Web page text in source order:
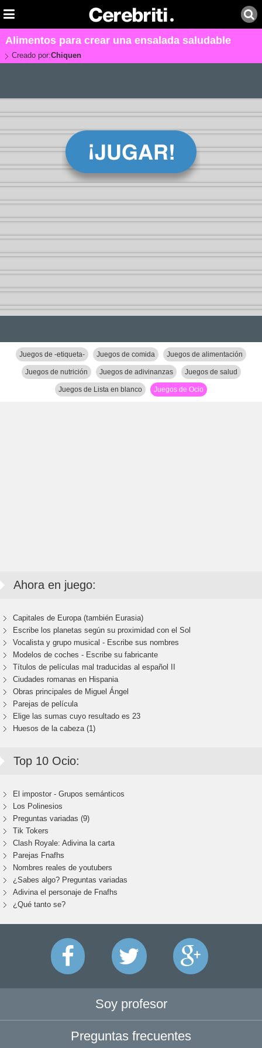
Alimentos para crear una ensalada saludable
Creado por:Chiquen
Juegos de -etiqueta- Juegos de comida Juegos de alimentación
Juegos de nutrición Juegos de adivinanzas Juegos de salud
Juegos de Lista en blanco Juegos de Ocio
Ahora en juego:
Capitales de Europa (también Eurasia)
Escribe los planetas según su proximidad con el Sol
Vocalista y grupo musical - Escribe sus nombres
Modelos de coches - Escribe su fabricante
Títulos de películas mal traducidas al español II
Ciudades romanas en Hispania
Obras principales de Miguel Ángel
Parejas de película
Elige las sumas cuyo resultado es 23
Huesos de la cabeza (1)
Top 10 Ocio:
El impostor - Grupos semánticos
Los Polinesios
Preguntas variadas (9)
Tik Tokers
Clash Royale: Adivina la carta
Parejas Fnafhs
Nombres reales de youtubers
¿Sabes algo? Preguntas variadas
Adivina el personaje de Fnafhs
¿Qué tanto se?
Soy profesor
Preguntas frecuentes